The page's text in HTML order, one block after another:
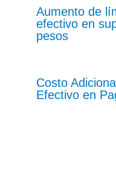
Aumento de
efectivo en
pesos
Costo
Efectivo en